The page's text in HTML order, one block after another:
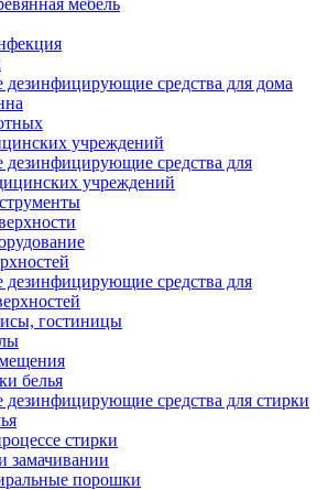
мебель
дезинфицирующие средства для дома
учреждений
дезинфицирующие средства для
учреждений
дезинфицирующие средства для
гостиницы
белья
дезинфицирующие средства для стирки
стирки
замачивании
порошки